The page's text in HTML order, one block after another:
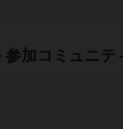
参加コミュニテ